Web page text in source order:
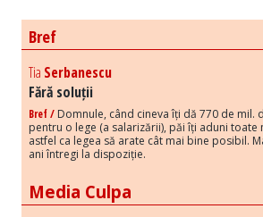
Bref
Tia Serbanescu
Fără soluții
Bref / Domnule, când cineva îți dă 770 de mil.
pentru o lege (a salarizării), păi îți aduni toate
astfel ca legea să arate cât mai bine posibil.
ani întregi la dispoziție.
Media Culpa